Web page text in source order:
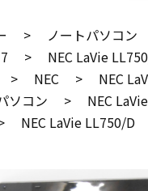
> ノートパソコン
>
NEC LaVie
> NEC >
NEC
ソコン >
NEC
NEC LaVie LL750/D